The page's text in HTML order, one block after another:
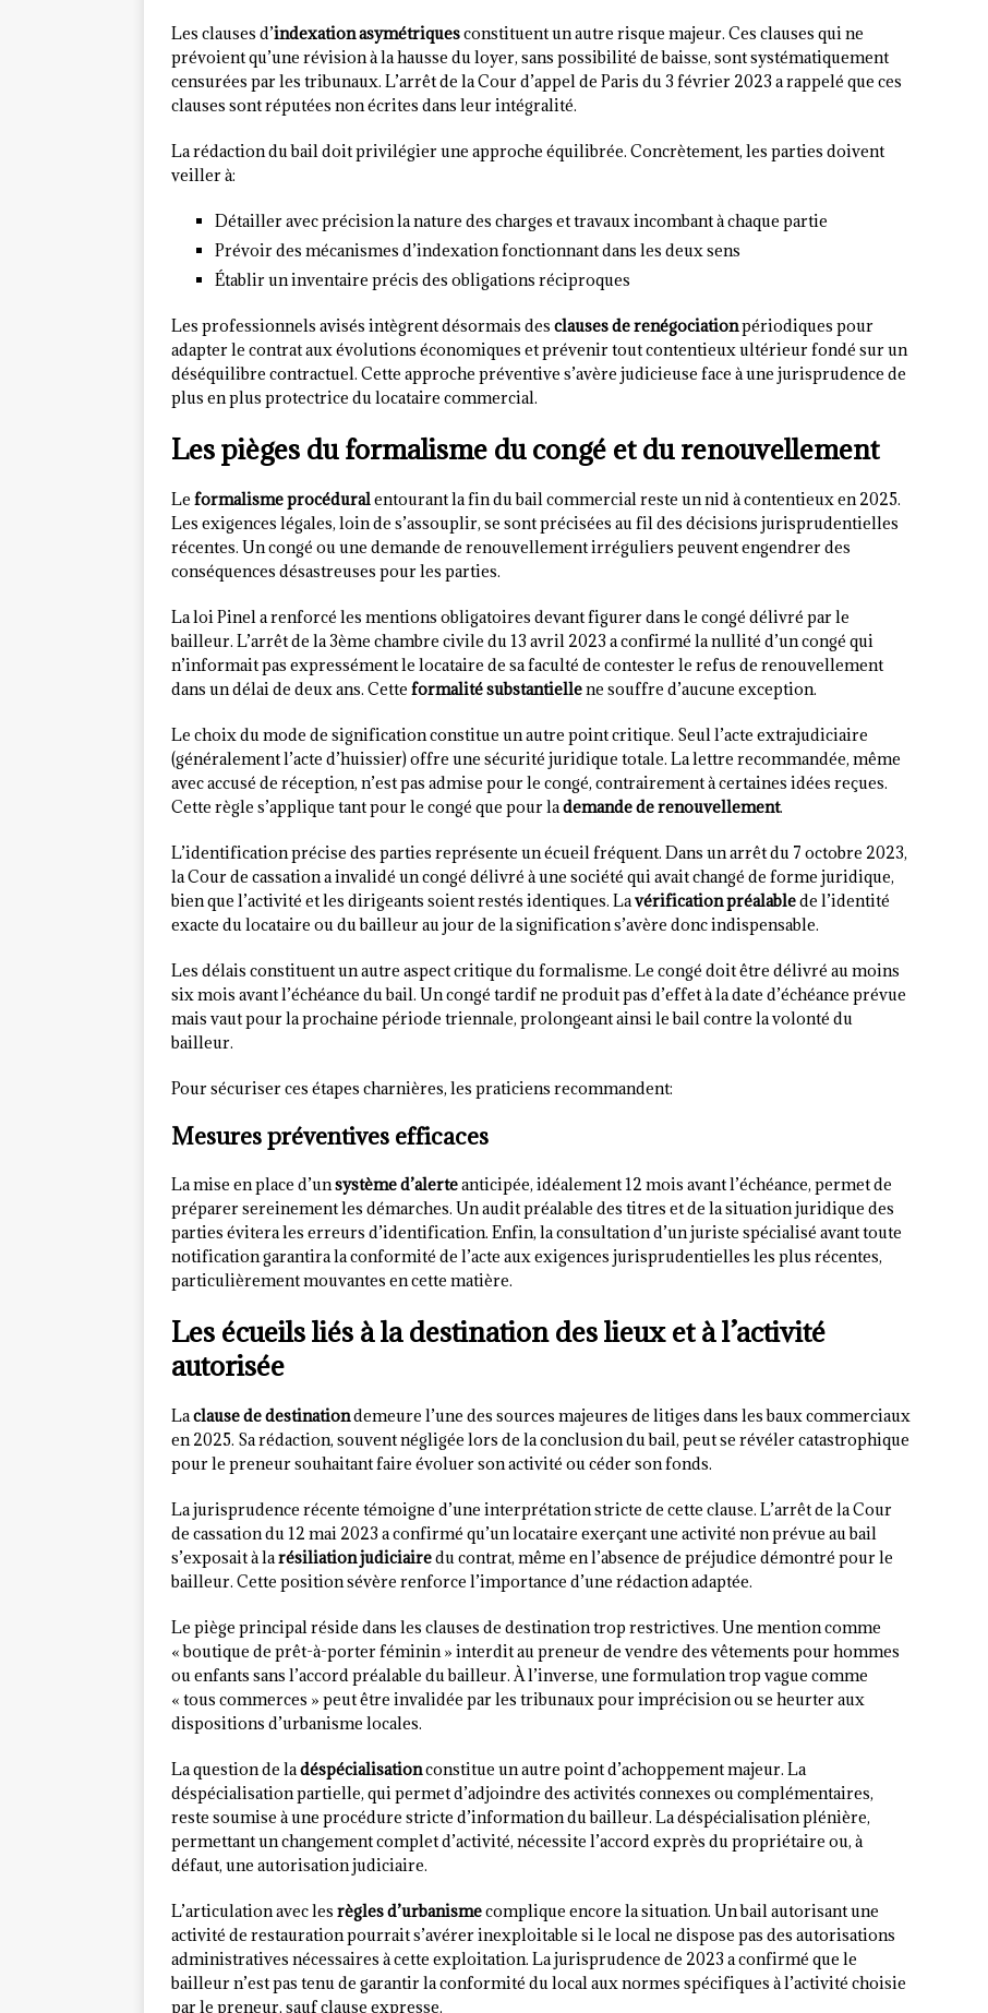
Les clauses d’indexation asymétriquesconstituent un autre risque majeur. Ces clauses qui ne
prévoient qu’une révision à la hausse du loyer, sans possibilité de baisse, sont systématiquement
censurées par les tribunaux. L’arrêt de la Cour d’appel de Paris du 3 février 2023 a rappelé que ces
clauses sont réputées non écrites dans leur intégralité.
La rédaction du bail doit privilégier une approche équilibrée. Concrètement, les parties doivent
veiller à:
Détailler avec précision la nature des charges et travaux incombant à chaque partie
Prévoir des mécanismes d’indexation fonctionnant dans les deux sens
Établir un inventaire précis des obligations réciproques
Les professionnels avisés intègrent désormais des clauses de renégociationpériodiques pour
adapter le contrat aux évolutions économiques et prévenir tout contentieux ultérieur fondé sur un
déséquilibre contractuel. Cette approche préventive s’avère judicieuse face à une jurisprudence de
plus en plus protectrice du locataire commercial.
Les pièges du formalisme du congé et du renouvellement
Le formalisme procéduralentourant la fin du bail commercial reste un nid à contentieux en 2025.
Les exigences légales, loin de s’assouplir, se sont précisées au fil des décisions jurisprudentielles
récentes. Un congé ou une demande de renouvellement irréguliers peuvent engendrer des
conséquences désastreuses pour les parties.
La loi Pinel a renforcé les mentions obligatoires devant figurer dans le congé délivré par le
bailleur. L’arrêt de la 3ème chambre civile du 13 avril 2023 a confirmé la nullité d’un congé qui
n’informait pas expressément le locataire de sa faculté de contester le refus de renouvellement
dans un délai de deux ans. Cette formalité substantiellene souffre d’aucune exception.
Le choix du mode de signification constitue un autre point critique. Seul l’acte extrajudiciaire
(généralement l’acte d’huissier) offre une sécurité juridique totale. La lettre recommandée, même
avec accusé de réception, n’est pas admise pour le congé, contrairement à certaines idées reçues.
Cette règle s’applique tant pour le congé que pour lademande de renouvellement.
L’identification précise des parties représente un écueil fréquent. Dans un arrêt du 7 octobre 2023,
la Cour de cassation a invalidé un congé délivré à une société qui avait changé de forme juridique,
bien que l’activité et les dirigeants soient restés identiques. Lavérification préalablede l’identité
exacte du locataire ou du bailleur au jour de la signification s’avère donc indispensable.
Les délais constituent un autre aspect critique du formalisme. Le congé doit être délivré au moins
six mois avant l’échéance du bail. Un congé tardif ne produit pas d’effet à la date d’échéance prévue
mais vaut pour la prochaine période triennale, prolongeant ainsi le bail contre la volonté du
bailleur.
Pour sécuriser ces étapes charnières, les praticiens recommandent:
Mesures préventives efficaces
La mise en place d’unsystème d’alerteanticipée, idéalement 12 mois avant l’échéance, permet de
préparer sereinement les démarches. Un audit préalable des titres et de la situation juridique des
parties évitera les erreurs d’identification. Enfin, la consultation d’un juriste spécialisé avant toute
notification garantira la conformité de l’acte aux exigences jurisprudentielles les plus récentes,
particulièrement mouvantes en cette matière.
Les écueils liés à la destination des lieux et à l’activité
autorisée
Laclause de destinationdemeure l’une des sources majeures de litiges dans les baux commerciaux
en 2025. Sa rédaction, souvent négligée lors de la conclusion du bail, peut se révéler catastrophique
pour le preneur souhaitant faire évoluer son activité ou céder son fonds.
La jurisprudence récente témoigne d’une interprétation stricte de cette clause. L’arrêt de la Cour
de cassation du 12 mai 2023 a confirmé qu’un locataire exerçant une activité non prévue au bail
s’exposait à larésiliation judiciairedu contrat, même en l’absence de préjudice démontré pour le
bailleur. Cette position sévère renforce l’importance d’une rédaction adaptée.
Le piège principal réside dans les clauses de destination trop restrictives. Une mention comme
« boutique de prêt-à-porter féminin » interdit au preneur de vendre des vêtements pour hommes
ou enfants sans l’accord préalable du bailleur. À l’inverse, une formulation trop vague comme
« tous commerces » peut être invalidée par les tribunaux pour imprécision ou se heurter aux
dispositions d’urbanisme locales.
La question de ladéspécialisationconstitue un autre point d’achoppement majeur. La
déspécialisation partielle, qui permet d’adjoindre des activités connexes ou complémentaires,
reste soumise à une procédure stricte d’information du bailleur. La déspécialisation plénière,
permettant un changement complet d’activité, nécessite l’accord exprès du propriétaire ou, à
défaut, une autorisation judiciaire.
L’articulation avec les règles d’urbanismecomplique encore la situation. Un bail autorisant une
activité de restauration pourrait s’avérer inexploitable si le local ne dispose pas des autorisations
administratives nécessaires à cette exploitation. La jurisprudence de 2023 a confirmé que le
bailleur n’est pas tenu de garantir la conformité du local aux normes spécifiques à l’activité choisie
par le preneur, sauf clause expresse.